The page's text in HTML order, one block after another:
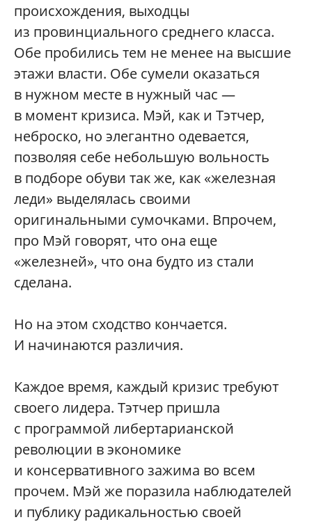
происхождения, выходцы
из провинциального среднего класса.
Обе пробились тем не менее на высшие
этажи власти. Обе сумели оказаться
в нужном месте в нужный час —
в момент кризиса. Мэй, как и Тэтчер,
неброско, но элегантно одевается,
позволяя себе небольшую вольность
в подборе обуви так же, как «железная
леди» выделялась своими
оригинальными сумочками. Впрочем,
про Мэй говорят, что она еще
«железней», что она будто из стали
сделана.
Но на этом сходство кончается.
И начинаются различия.
Каждое время, каждый кризис требуют
своего лидера. Тэтчер пришла
с программой либертарианской
революции в экономике
и консервативного зажима во всем
прочем. Мэй же поразила наблюдателей
и публику радикальностью своей